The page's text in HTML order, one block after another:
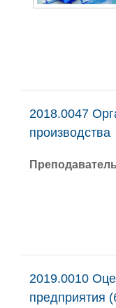
2018.0047
производства
2019.0010
предприятия